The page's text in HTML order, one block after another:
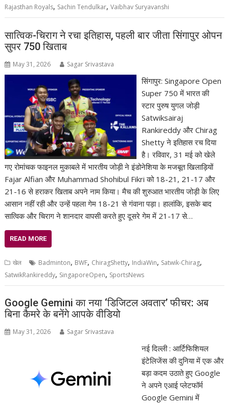
Rajasthan Royals, Sachin Tendulkar,Vaibhav Suryavanshi
सात्विक-चिराग ने रचा इतिहास, पहली बार जीता सिंगापुर ओपन
सुपर 750 खिताब
May 31, 2026 Sagar Srivastava
सिंगापुर: Singapore Open
Super 750 में भारत की
स्टार पुरुष युगल जोड़ी
Satwiksairaj
Rankireddy और Chirag
Shetty ने इतिहास रच दिया
है। रविवार, 31 मई को खेले
गए रोमांचक फाइनल मुकाबले में भारतीय जोड़ी ने इंडोनेशिया के मजबूत खिलाड़ियों
Fajar Alfian और Muhammad Shohibul Fikri को 18-21, 21-17 और
21-16 से हराकर खिताब अपने नाम किया। मैच की शुरुआत भारतीय जोड़ी के लिए
आसान नहीं रही और उन्हें पहला गेम 18-21 से गंवाना पड़ा। हालांकि, इसके बाद
सात्विक और चिराग ने शानदार वापसी करते हुए दूसरे गेम में 21-17 से…
READ MORE
खेल Badminton, BWF, ChiragShetty, IndiaWin, Satwik-Chirag,
SatwikRankireddy, SingaporeOpen, SportsNews
Google Gemini का नया ‘डिजिटल अवतार’ फीचर: अब
बिना कैमरे के बनेंगे आपके वीडियो
May 31, 2026 Sagar Srivastava
नई दिल्ली : आर्टिफिशियल
इंटेलिजेंस की दुनिया में एक और
बड़ा कदम उठाते हुए Google
ने अपने एआई प्लेटफॉर्म
Google Gemini में